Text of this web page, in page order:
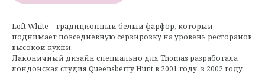
Loft White – традиционный белый фарфор, который
поднимает повседневную сервировку на уровень ресторанов
высокой кухни.
Лаконичный дизайн специально для Thomas разработала
лондонская студия Queensberry Hunt в 2001 году. в 2002 году